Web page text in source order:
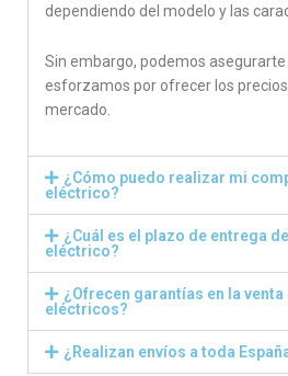
dependiendo del modelo y las
Sin embargo, podemos
esforzamos por ofrecer los
mercado.
¿Cómo puedo realizar mi
eléctrico?
¿Cuál es el plazo de entrega
eléctrico?
¿Ofrecen garantías en la
eléctricos?
¿Realizan envíos a toda